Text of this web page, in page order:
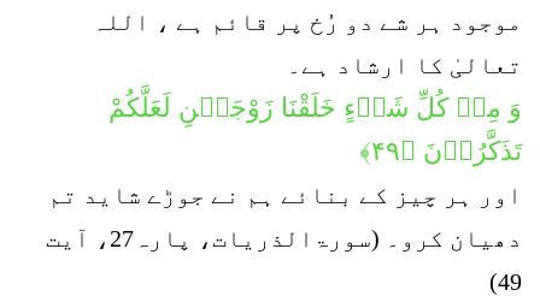
موجود ہر شے دو رُخ پر قائم ہے ، اللہ
تعالیٰ کا ارشاد ہے۔
وَ مِنۡ كُلِّ شَیۡءٍ خَلَقْنَا زَوْجَیۡنِ لَعَلَّكُمْ
تَذَکَّرُوۡنَ ﴿۴۹﴾
اور ہر چیز کے بنائے ہم نے جوڑے شاید تم
دھیان کرو۔ (سورۃالذریات، پارہ27، آیت
49)